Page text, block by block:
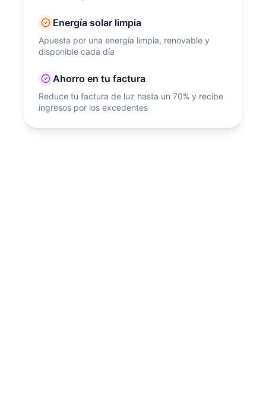
Energía solar limpia
Apuesta por una energía limpia, renovable y
disponible cada día
Ahorro en tu factura
Reduce tu factura de luz hasta un 70% y recibe
ingresos por los excedentes